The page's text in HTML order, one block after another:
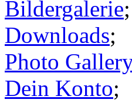
Bildergalerie
Downloads;
Photo Gallery